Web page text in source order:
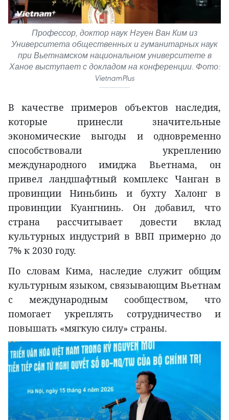
Профессор, доктор наук Нгуен Ван Ким из
Университета общественных и гуманитарных наук
при Вьетнамском национальном университете в
Ханое выступает с докладом на конференции. Фото:
VietnamPlus
В качестве примеров объектов наследия,
которые принесли значительные
экономические выгоды и одновременно
способствовали укреплению
международного имиджа Вьетнама, он
привел ландшафтный комплекс Чанган в
провинции Ниньбинь и бухту Халонг в
провинции Куангнинь. Он добавил, что
страна рассчитывает довести вклад
культурных индустрий в ВВП примерно до
7% к 2030 году.
По словам Кима, наследие служит общим
культурным языком, связывающим Вьетнам
с международным сообществом, что
помогает укреплять сотрудничество и
повышать «мягкую силу» страны.